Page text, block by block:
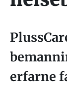
erfarne